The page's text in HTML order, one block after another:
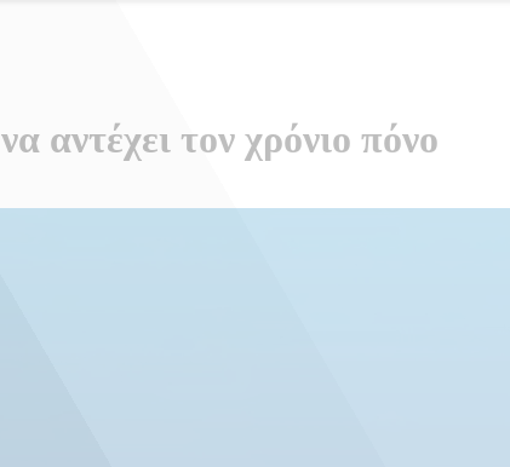
αντέχει τον χρόνιο πόνο